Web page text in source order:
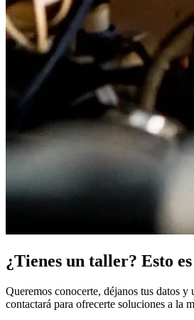
¿Tienes un taller? Esto
Queremos conocerte, déjanos tus datos y
contactará para ofrecerte soluciones a la